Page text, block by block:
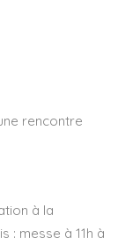
rencontre
à la
: messe à 11h à